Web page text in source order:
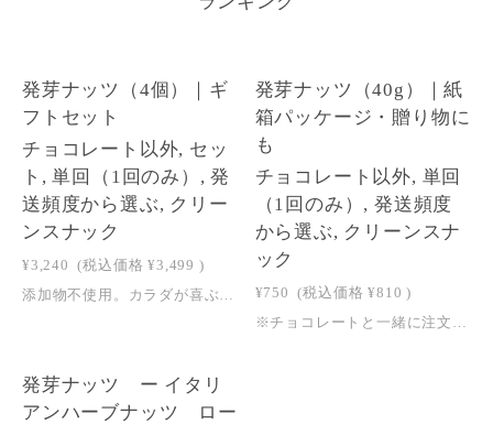
NEW
発芽ナッツ（4個）｜ギ
フトセット
チョコレート以外, セッ
ト, 単回（1回のみ）, 発
送頻度から選ぶ, クリー
ンスナック
¥3,240 (税込価格 ¥3,499 )
添加物不使用。カラダが喜ぶ贈り物 Sprouted Nuts Gift Set — wellty Contents Gift Set — 4箱入り 発芽ナッツ プレーン（40g） × 2箱 発芽ナッツ ココナッツスパイスカレー（40g） × 1箱 発芽ナッツ イタリアンハーブナッツ ローズマリー＆ガーリック（40g） × 1箱 チョコレートと一緒に注文された場合はクール便でのお届けとなります。ご注文後に弊社にてクール便送料に変更させていただきます。 クール便送料はこちらからご確認ください >> About Sprouted Nuts 発芽ナッツとは ナッツを発芽させる工程を経て生まれた、新しいナッツのかたち。生でもローストでもない、第三の選択肢です。時間をかけて丁寧に処理することで、ナッツに含まれる酵素や栄養素が活性化し、まろやかな味わいに仕上がります。 火を通さず丁寧に発芽させることで、酵素・GABA・ビタミンなどの栄養価がさらに高まっています。化学的な処理や添加物、味付けは一切使用していません。そのまま召し上がるのはもちろん、粗く砕いてサラダにかけるなど、料理のアクセントとしてもお楽しみいただけます。 01 浸水処理（酵素活性化） 02 発芽（栄養価アップ） 03 非加熱栄養を残す製法 04 添加物ゼロクリーンスナック Ethical Commitment エシカルポイント ① 1箱につき5円を、児童労働撤廃、動物福祉、森林再生に取り組む団体に寄付しています。 ② 透明袋は、自然界で水と二酸化炭素に分解される植物由来の生分解性セルロースフィルムを使用しております。 ③ 個別の紙箱は、再生紙70％を含む森林認証紙を使用。ギフトボックスの一部には地球にやさしい非木材「パームヤシカサパルプ」を原料とした紙、パームヤシックスを使用しており、マテリアルリサイクルを推進し廃棄物の削減と木材資源の使用量削減に繋がります。 Product Details 各商品の詳細 Plain — 40g × 2箱 発芽ナッツ プレーン からだを、静かに整えるひととき。 有機発芽アーモンドをはじめ7種の有機発芽ナッツをブレンド。素材そのものの風味をダイレクトに楽しめるプレーンタイプです。そのまま召し上がるのはもちろん、粗く砕いてサラダにかけるなど、料理のアクセントとしてもお楽しみいただけます。パッケージは、環境に配慮した紙箱と、植物由来の生分解性透明フィルムを採用。wellty chocolateの「kiso -ヘンププロテイン-」のトッピングにも使用している発芽ナッツを、おやつとしてもお楽しみいただけます。 素材 有機発芽ナッツ7種（アーモンド・ピーカンズ・ブラジルナッツ・カシューナッツ・ヘーゼルナッツ・くるみ・パンプキンシード） 製法 添加物・化学調味料を一切使用しない、クリーンな仕上がり 栄養 火を通さず発芽させることで、酵素・GABA・ビタミンが豊富に残る 原材料有機発芽アーモンド、有機発芽ピーカンズ、有機発芽ブラジルナッツ、有機発芽カシューナッツ、有機発芽ヘーゼルナッツ、有機発芽くるみ、有機発芽パンプキンシード 内容量40g アレルギー（特定28品目）アーモンド、カシューナッツ、くるみ 保存方法直射日光、高温多湿を避け、冷暗所で保存してください。 Coconut Spice Curry — 40g × 1箱 発芽ナッツ ココナッツスパイスカレー カラダにやさしく、スパイス香る。止まらない美味しさ。 発芽させたカシューナッツとアーモンドに、香ばしいココナッツチップスを合わせ、スパイスとハーブで奥行きのある味わいに仕上げました。ジンジャー・ターメリック・クミン・コリアンダー・シナモンなど、からだを温めるスパイスをブレンド。ほんのり効いたチリやブラックペッパーがアクセントとなり、食べるたびに爽やかで心地のいい風味が広がります。有機ココナッツネクターや有機パームシュガーでやさしい甘みもプラス。ワークアウト後の栄養補給や、午後の気分を切り替えたいときにもぴったりです。 栄養 発芽ナッツで、栄養価と消化吸収性をアップ スパイス 17種類のスパイス＆ハーブを贅沢にブレンド クリーン 白砂糖・保存料・添加物は不使用 原材料有機発芽カシューナッツ、有機ココナッツチップス、発芽アーモンド、有機ココナッツネクター、有機レモン果汁、有機パームシュガー、有機ココナッツオイル、ヒマラヤソルト、ジンジャーパウダー、ターメリックパウダー、クミンパウダー、ガーリックパウダー、チリパウダー、コリアンダー、パプリカ、マスタードパウダー、レモングラス、フェヌグリーク、ナツメグ、ブラックペッパー、オニオンパウダー、シナモン、レモンオイル、クローブパウダー、ペパーミントリーフパウダー 内容量40g アレルギー（特定28品目）アーモンド、カシューナッツ 保存方法直射日光、高温多湿を避け、冷暗所で保存してください。 Italian Herb — 40g × 1箱 発芽ナッツ イタリアンハーブナッツ ローズマリー＆ガーリック ハーブ香る、止まらない美味しさ。 発芽アーモンドに、しっかりめのガーリックやローズマリー・タイムなどハーブで仕上げたイタリアンフレーバー。添加物も使用せず、ナチュラルな材料のみで止まらない美味しさを実現しました。日々のおやつタイムや、ワインやハイボールなどお酒のおともに。パスタや魚料理のアクセントとしてもおすすめです。 栄養 発芽ナッツで、栄養価と消化吸収性をアップ ハーブ 有機ローズマリー・タイム・ガーリックの本格イタリアンフレーバー クリーン 白砂糖・保存料・添加物は不使用 原材料発芽アーモンド、ピスタチオ、有機ねぎ、有機にんにく、有機オリーブオイル、有機岩塩、有機ローズマリー、有機タマネギ、有機タイム、有機ブラックペッパー、有機カイエン 内容量40g アレルギー（特定28品目）アーモンド 保存方法直射日光、高温多湿を避け、冷暗所で保存してください。 Notes ・入っているナッツの種類・割合は、袋ごとに異なります。 ・本品加工所では、えび・かに・くるみ・小麦・そば・卵・乳・落花生を含む製品を生産しています。 ・開封後はお早めにお召し上がりください。 ・チョコレートと一緒に注文された場合はクール便でのお届けとなります。ご注文後に弊社にてクール便送料に変更させていただきます。 クール便送料はこちらからご確認ください >>
発芽ナッツ（40g）｜紙
箱パッケージ・贈り物に
も
チョコレート以外, 単回
（1回のみ）, 発送頻度
から選ぶ, クリーンスナ
ック
¥750 (税込価格 ¥810 )
※チョコレートと一緒に注文された場合はクール便でのお届けとなります。ご注文後に弊社にてクール便送料に変更させていただきます。 クール便送料はこちらからご確認ください＞＞からだを、静かに整えるひととき。生でもローストでもない、特別なナッツ。日々をととのえる習慣に、そして大切な方への贈りものにも選ばれている、welltyのクリーン・スナックです。※クリーン・・・添加物や化学調味料を使用しておらず、できる限り自然に近い状態のもの発芽ナッツとはwellty chocolateの「kiso -ヘンププロテイン-」のトッピングにも使用している発芽ナッツをおやつとしてもお楽しみいただけます。発芽ナッツとは、ナッツを発芽させる工程を経て生まれた、新しいナッツのかたち。時間をかけて丁寧に処理することで、ナッツに含まれる酵素や栄養素が活性化し、まろやかな味わいに仕上がります。もちろん、化学的な処理や添加物、味付けは一切していません。火を通さず丁寧に発芽させることで、酵素やGABA値などの栄養価がさらに高まっています。そのまま召し上がるのはもちろん、粗く砕いてサラダにかけたりと、料理のアクセントとしてもお楽しみいただけます。パッケージは、環境に配慮した紙箱と、植物由来の生分解性透明フィルムを採用。日常に、そして贈り物としても選びたくなる “身体に地球にやさしい”スナックです。 【エシカルポイント】 ①1箱につき5円を、児童労働撤廃、動物福祉、森林再生に取り組む団体に寄付しています。 ②透明袋は、自然界で水と二酸化炭素に分解される植物由来の生分解性セルロースフィルムを使用しております。③紙箱は、再生紙70％を含む森林認証紙を使用しています。 【商品詳細】原材料：有機発芽アーモンド、有機発芽ピーカンズ、有機発芽ブラジルナッツ、有機発芽カシューナッツ、有機発芽ヘーゼルナッツ、有機発芽くるみ、有機発芽パンプキンシード内容量：40g特定原材料28品目：アーモンド、カシューナッツ、くるみ保存方法：直射日光、高温多湿を避け、冷暗所で保存してください。賞味期限：2026/09/30※入っているナッツの種類・割合は、袋ごとに異なります。※本製品は牛乳、ピーナッツ、落花生、大豆を扱う工場で製造しています。※開封後はお早めにお召し上がりください。
発芽ナッツ ー イタリ
アンハーブナッツ ロー